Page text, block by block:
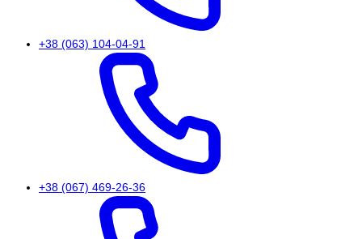
+38 (063) 104-04-91
+38 (067) 469-26-36